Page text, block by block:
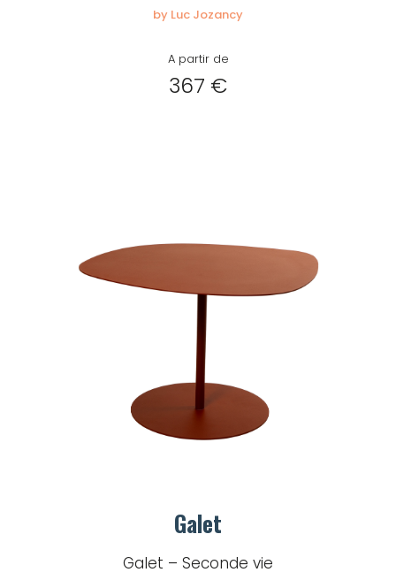
by Luc Jozancy
A partir de
367 €
Galet
Galet – Seconde vie